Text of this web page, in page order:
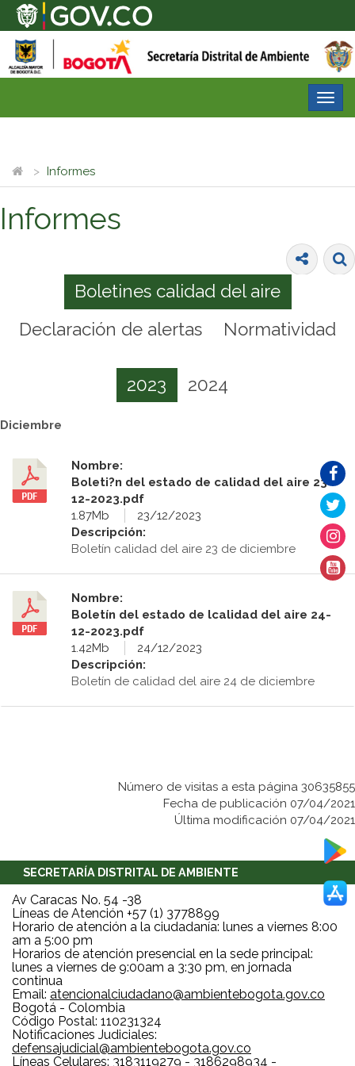
Informes
Informes
Boletines calidad del aire
Declaración de alertas
Normatividad
2023 2024
Diciembre
Nombre:
Boleti?n del estado de calidad del aire 23-
12-2023.pdf
1.87Mb
23/12/2023
Descripción:
Boletín calidad del aire 23 de diciembre
Nombre:
Boletín del estado de lcalidad del aire 24-
12-2023.pdf
1.42Mb
24/12/2023
Descripción:
Boletín de calidad del aire 24 de diciembre
Número de visitas a esta página 30635855
Fecha de publicación 07/04/2021
Última modificación 07/04/2021
SECRETARÍA DISTRITAL DE AMBIENTE
Av Caracas No. 54 -38
Líneas de Atención +57 (1) 3778899
Horario de atención a la ciudadanía: lunes a viernes 8:00
am a 5:00 pm
Horarios de atención presencial en la sede principal:
lunes a viernes de 9:00am a 3:30 pm, en jornada
continua
Email: atencionalciudadano@ambientebogota.gov.co
Bogotá - Colombia
Código Postal: 110231324
Notificaciones Judiciales:
defensajudicial@ambientebogota.gov.co
Líneas Celulares: 3183119279 - 3186298934 -